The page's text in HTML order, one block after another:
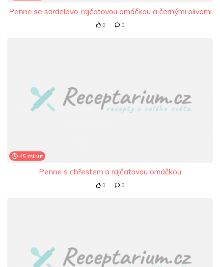
Penne se sardelovo-rajčatovou omáčkou a černými olivami
0 0
45 minut
Penne s chřestem a rajčatovou omáčkou
0 0